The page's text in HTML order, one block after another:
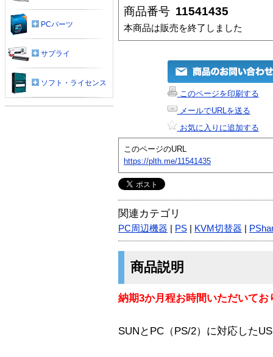
商品番号 11541435
本商品は販売を終了しました
このページを印刷する
メールでURLを送る
お気に入りに追加する
このページのURL
https://plth.me/11541435
関連カテゴリ
PC周辺機器 PS KVM切替器
商品説明
納期3か月程お時間いただいてお
SUNとPC（PS/2）に対応した
PCパーツ
サプライ
ソフト・ライセンス